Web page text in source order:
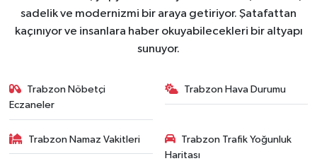
sadelik ve modernizmi bir araya getiriyor. Şatafattan
kaçınıyor ve insanlara haber okuyabilecekleri bir altyapı
sunuyor.
Trabzon Nöbetçi
Eczaneler
Trabzon Hava Durumu
Trabzon Namaz Vakitleri
Trabzon Trafik Yoğunluk
Haritası